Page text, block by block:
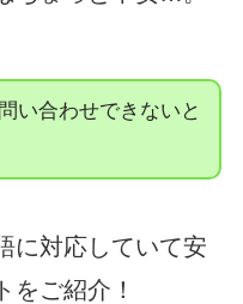
い合わせできないと
に対応していて安
をご紹介！